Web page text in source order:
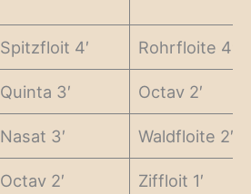
Spitzfloit 4′ Rohrfloite 4′
Quinta 3′ Octav 2′
Nasat 3′ Waldfloite 2′
Octav 2′ Ziffloit 1′